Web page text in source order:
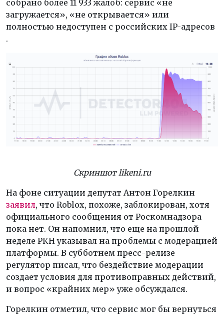
собрано более 11 933 жалоб: сервис «не
загружается», «не открывается» или
полностью недоступен с российских IP-адресов
.
Скриншот likeni.ru
На фоне ситуации депутат Антон Горелкин
заявил, что Roblox, похоже, заблокирован, хотя
официального сообщения от Роскомнадзора
пока нет. Он напомнил, что еще на прошлой
неделе РКН указывал на проблемы с модерацией
платформы. В субботнем пресс-релизе
регулятор писал, что бездействие модерации
создаeт условия для противоправных действий,
и вопрос «крайних мер» уже обсуждался.
Горелкин отметил, что сервис мог бы вернуться